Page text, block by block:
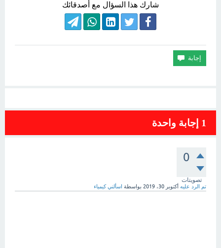
شارك هذا السؤال مع أصدقائك
1 إجابة واحدة
0
تصويتات
تم الرد عليه أكتوبر 30، 2019 بواسطة اسألني كيمياء